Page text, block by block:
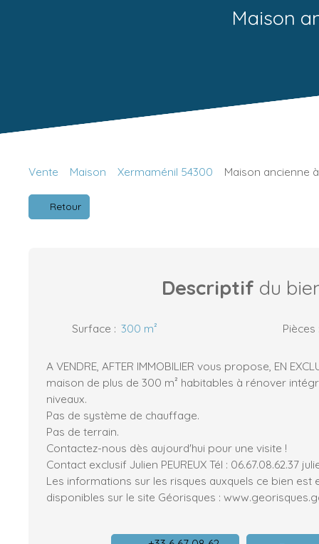
Maison
Vente Maison Xermaménil 54300 Maison ancienne
Retour
Descriptif du
Surface : 300 m² Pièces
A VENDRE, AFTER IMMOBILIER vous propose, EN
maison de plus de 300 m² habitables à rénover
niveaux.
Pas de système de chauffage.
Pas de terrain.
Contactez-nous dès aujourd'hui pour une visite !
Contact exclusif Julien PEUREUX Tél : 06.67.08.62.37
Les informations sur les risques auxquels ce bien est
disponibles sur le site Géorisques :